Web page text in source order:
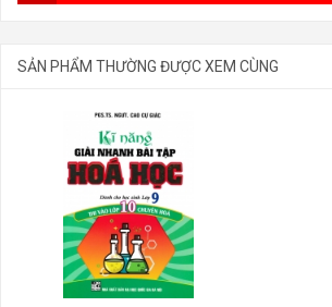
SẢN PHẨM THƯỜNG ĐƯỢC XEM CÙNG